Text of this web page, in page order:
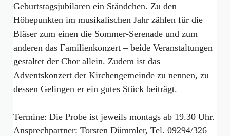
Geburtstagsjubilaren ein Ständchen. Zu den
Höhepunkten im musikalischen Jahr zählen für die
Bläser zum einen die Sommer-Serenade und zum
anderen das Familienkonzert – beide Veranstaltungen
gestaltet der Chor allein. Zudem ist das
Adventskonzert der Kirchengemeinde zu nennen, zu
dessen Gelingen er ein gutes Stück beiträgt.
Termine: Die Probe ist jeweils montags ab 19.30 Uhr.
Ansprechpartner: Torsten Dümmler, Tel. 09294/326